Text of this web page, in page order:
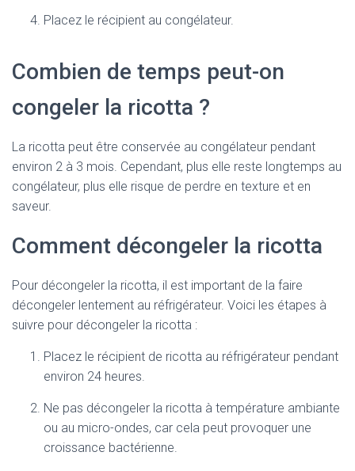
Placez le récipient au congélateur.
Combien de temps peut-on
congeler la ricotta ?
La ricotta peut être conservée au congélateur pendant
environ 2 à 3 mois. Cependant, plus elle reste longtemps au
congélateur, plus elle risque de perdre en texture et en
saveur.
Comment décongeler la ricotta
Pour décongeler la ricotta, il est important de la faire
décongeler lentement au réfrigérateur. Voici les étapes à
suivre pour décongeler la ricotta :
Placez le récipient de ricotta au réfrigérateur pendant
environ 24 heures.
Ne pas décongeler la ricotta à température ambiante
ou au micro-ondes, car cela peut provoquer une
croissance bactérienne.